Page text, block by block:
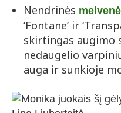
Nendrinės
‘Fontane’ ir
skirtingas augimo
nedaugelio
auga ir sunkioje